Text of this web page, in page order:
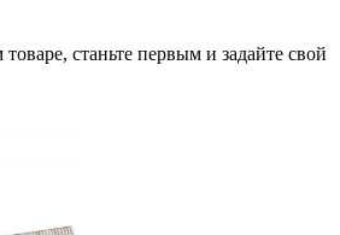
станьте первым и задайте свой